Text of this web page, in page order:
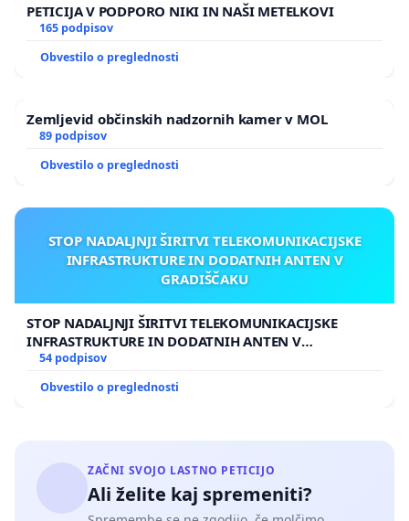
PETICIJA V PODPORO NIKI IN NAŠI METELKOVI
165 podpisov
Obvestilo o preglednosti
Zemljevid občinskih nadzornih kamer v MOL
89 podpisov
Obvestilo o preglednosti
STOP NADALJNJI ŠIRITVI TELEKOMUNIKACIJSKE
INFRASTRUKTURE IN DODATNIH ANTEN V
GRADIŠČAKU
STOP NADALJNJI ŠIRITVI TELEKOMUNIKACIJSKE
INFRASTRUKTURE IN DODATNIH ANTEN V
GRADIŠČAKU
54 podpisov
Obvestilo o preglednosti
ZAČNI SVOJO LASTNO PETICIJO
Ali želite kaj spremeniti?